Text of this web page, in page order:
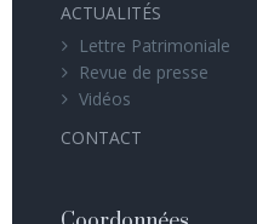
ACTUALITÉS
Lettre Patrimoniale
Revue de presse
Vidéos
CONTACT